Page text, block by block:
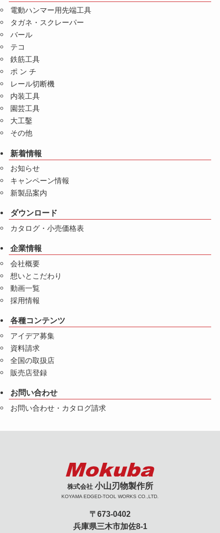
電動ハンマー用先端工具
タガネ・スクレーパー
バール
テコ
鉄筋工具
ポ ン チ
レール切断機
内装工具
園芸工具
大工鑿
その他
新着情報
お知らせ
キャンペーン情報
新製品案内
ダウンロード
カタログ・小売価格表
企業情報
会社概要
想いとこだわり
動画一覧
採用情報
各種コンテンツ
アイデア募集
資料請求
全国の取扱店
販売店登録
お問い合わせ
お問い合わせ・カタログ請求
株式会社 小山刃物製作所
KOYAMA EDGED-TOOL WORKS CO.,LTD.
〒673-0402
兵庫県三木市加佐8-1